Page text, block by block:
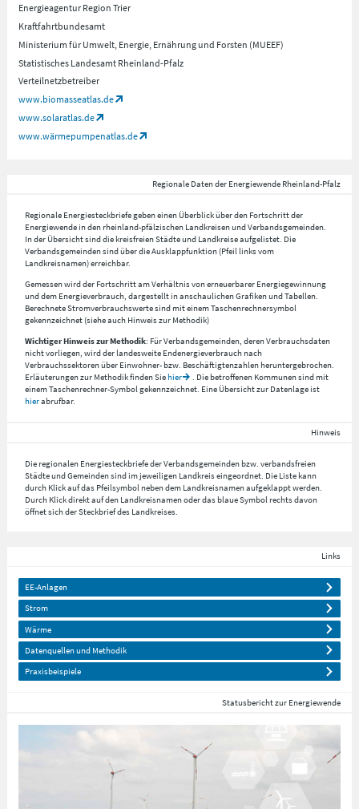
Energieagentur Region Trier
Kraftfahrtbundesamt
Ministerium für Umwelt, Energie, Ernährung und Forsten (MUEEF)
Statistisches Landesamt Rheinland-Pfalz
Verteilnetzbetreiber
www.biomasseatlas.de
www.solaratlas.de
www.wärmepumpenatlas.de
Regionale Daten der Energiewende Rheinland-Pfalz
Regionale Energiesteckbriefe geben einen Überblick über den Fortschritt der
Energiewende in den rheinland-pfälzischen Landkreisen und Verbandsgemeinden.
In der Übersicht sind die kreisfreien Städte und Landkreise aufgelistet. Die
Verbandsgemeinden sind über die Ausklappfunktion (Pfeil links vom
Landkreisnamen) erreichbar.
Gemessen wird der Fortschritt am Verhältnis von erneuerbarer Energiegewinnung
und dem Energieverbrauch, dargestellt in anschaulichen Grafiken und Tabellen.
Berechnete Stromverbrauchswerte sind mit einem Taschenrechnersymbol
gekennzeichnet (siehe auch Hinweis zur Methodik)
Wichtiger Hinweis zur Methodik: Für Verbandsgemeinden, deren Verbrauchsdaten
nicht vorliegen, wird der landesweite Endenergieverbrauch nach
Verbrauchssektoren über Einwohner- bzw. Beschäftigtenzahlen heruntergebrochen.
Erläuterungen zur Methodik finden Siehier
. Die betroffenen Kommunen sind mit
einem Taschenrechner-Symbol gekennzeichnet. Eine Übersicht zur Datenlage ist
hierabrufbar.
Hinweis
Die regionalen Energiesteckbriefe der Verbandsgemeinden bzw. verbandsfreien
Städte und Gemeinden sind im jeweiligen Landkreis eingeordnet. Die Liste kann
durch Klick auf das Pfeilsymbol neben dem Landkreisnamen aufgeklappt werden.
Durch Klick direkt auf den Landkreisnamen oder das blaue Symbol rechts davon
öffnet sich der Steckbrief des Landkreises.
Links
EE-Anlagen
Strom
Wärme
Datenquellen und Methodik
Praxisbeispiele
Statusbericht zur Energiewende